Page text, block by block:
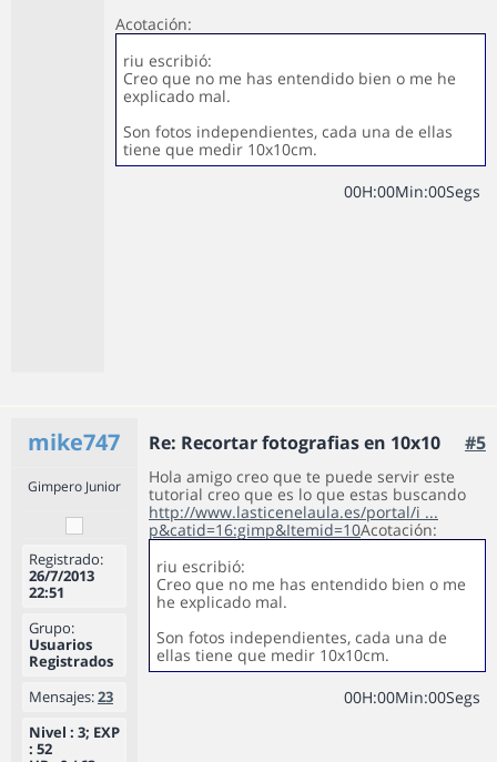
Acotación:
riu escribió:
Creo que no me has entendido bien o me he
explicado mal.
Son fotos independientes, cada una de ellas
tiene que medir 10x10cm.
00H:00Min:00Segs
mike747 Re: Recortar fotografias en 10x10 #5
Gimpero Junior
Registrado:
26/7/2013
22:51
Grupo:
Usuarios
Registrados
Mensajes:23
Nivel : 3; EXP
: 52
Hola amigo creo que te puede servir este
tutorial creo que es lo que estas buscando
http://www.lasticenelaula.es/portal/i ...
p&catid=16:gimp&Itemid=10Acotación:
riu escribió:
Creo que no me has entendido bien o me
he explicado mal.
Son fotos independientes, cada una de
ellas tiene que medir 10x10cm.
00H:00Min:00Segs